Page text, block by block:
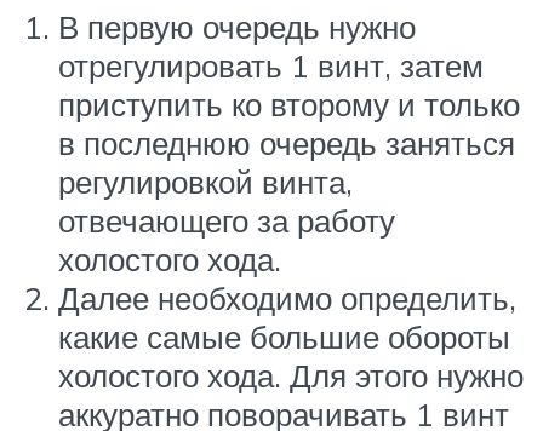
В первую очередь нужно
отрегулировать 1 винт, затем
приступить ко второму и только
в последнюю очередь заняться
регулировкой винта,
отвечающего за работу
холостого хода.
Далее необходимо определить,
какие самые большие обороты
холостого хода. Для этого нужно
аккуратно поворачивать 1 винт